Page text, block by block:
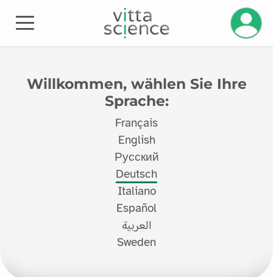
Ihr
Willkommen, wählen Sie Ihre
Sprache:
Français
English
Русский
Deutsch
Italiano
Español
العربية
Sweden